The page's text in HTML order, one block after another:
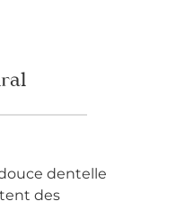
dentelle
des